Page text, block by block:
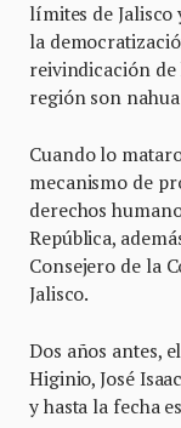
límites de
la
reivindicación de
región son
Cuando lo
mecanismo de
derechos
República,
Consejero de la
Jalisco.
Dos años antes,
Higinio, José
y hasta la fecha